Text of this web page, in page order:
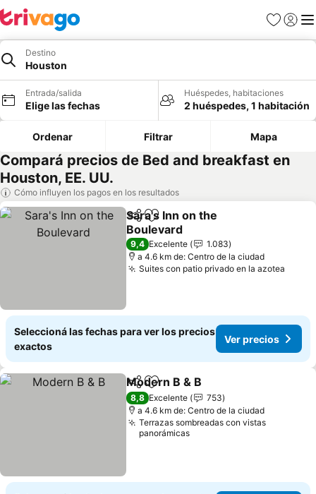
Favoritos
Iniciar
Destino
Houston
Entrada/salida
Elige las fechas
Huéspedes, habitaciones
2 huéspedes, 1 habitación
Ordenar Filtrar Mapa
Compará precios de Bed and breakfast en
Houston, EE. UU.
Cómo influyen los pagos en los resultados
CompartirAñadir a favoritos
Sara's Inn on the
Boulevard
Ver precios
9,4 Excelente
1.083
a 4.6 km de: Centro de la ciudad
Suites con patio privado en la azotea
Seleccioná las fechas para ver los precios
exactos
Ver precios
CompartirAñadir a favoritos
Modern B & B
8,8 Excelente
753
a 4.6 km de: Centro de la ciudad
Terrazas sombreadas con vistas
panorámicas